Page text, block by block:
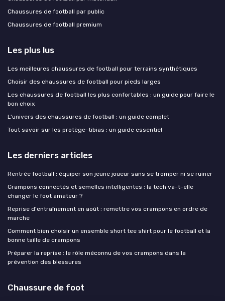
Chaussures de football par public
Chaussures de football premium
Les plus lus
Les meilleures chaussures de football pour terrains synthétiques
Choisir des chaussures de football pour pieds larges
Les chaussures de football les plus confortables : un guide pour faire le
bon choix
L'univers des chaussures de football : un guide complet
Tout savoir sur les protège-tibias : un guide essentiel
Les derniers articles
Rentrée football : équiper son jeune joueur sans se tromper ni se ruiner
Crampons connectés et semelles intelligentes : la tech va-t-elle
changer le foot amateur ?
Reprise d'entraînement en août : remettre vos crampons en ordre de
marche
Comment bien choisir un ensemble short tee shirt pour le football et la
bonne taille de crampons
Préparer la reprise : le rôle méconnu de vos crampons dans la
prévention des blessures
Chaussure de foot